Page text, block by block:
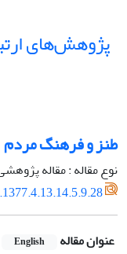
پژوهش‌های
طنز و فرهنگ مردم
نوع مقاله : مقاله
عنوان مقاله English